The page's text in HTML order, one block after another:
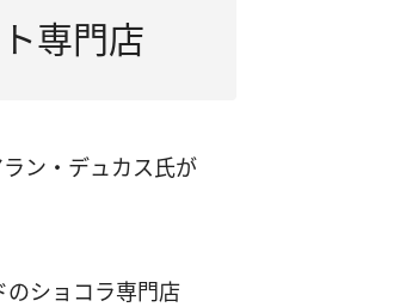
専門店
ン・デュカス氏が
ショコラ専門店